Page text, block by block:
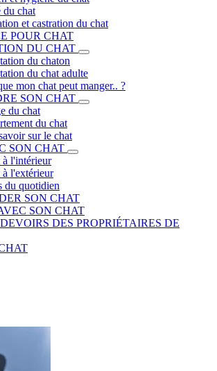
du chat
et castration du chat
POUR CHAT
DU CHAT
du chaton
du chat adulte
mon chat peut manger.. ?
SON CHAT
du chat
du chat
sur le chat
SON CHAT
à l'intérieur
à l'extérieur
du quotidien
SON CHAT
SON CHAT
DES PROPRIÉTAIRES DE